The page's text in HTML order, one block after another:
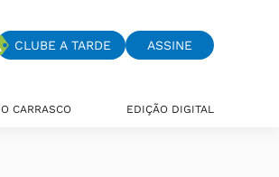
CLUBE A TARDE ASSINE
O CARRASCO EDIÇÃO DIGITAL